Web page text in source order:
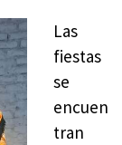
Las
fiestas
se
encuen
tran